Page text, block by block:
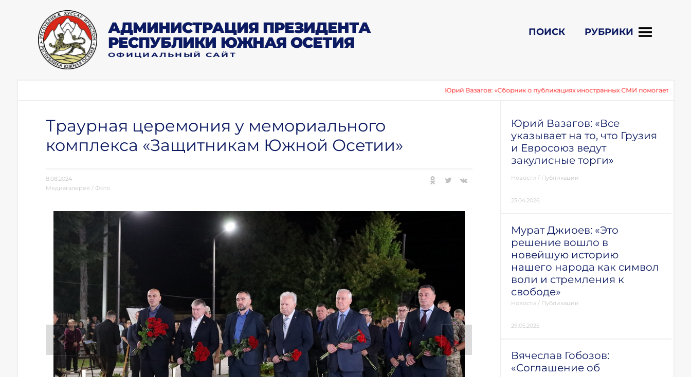
АДМИНИСТРАЦИЯ ПРЕЗИДЕНТА
РЕСПУБЛИКИ ЮЖНАЯ ОСЕТИЯ
ОФИЦИАЛЬНЫЙ САЙТ
ПОИСК РУБРИКИ
Юрий Вазагов: «Сборник о публикациях иностранных СМИ помогает сохранить
Траурная церемония у мемориального
комплекса «Защитникам Южной Осетии»
8.08.2024
Медиагалерея / Фото
Юрий Вазагов: «Все
указывает на то, что Грузия
и Евросоюз ведут
закулисные торги»
Новости / Публикации
23.04.2026
Мурат Джиоев: «Это
решение вошло в
новейшую историю
нашего народа как символ
воли и стремления к
свободе»
Новости / Публикации
29.05.2025
Вячеслав Гобозов:
«Соглашение об